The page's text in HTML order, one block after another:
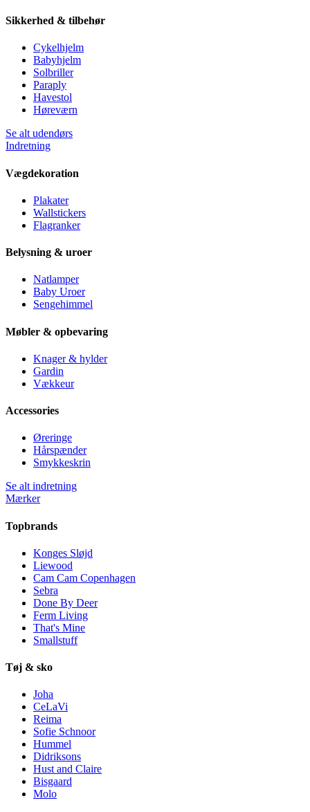
Sikkerhed & tilbehør
Cykelhjelm
Babyhjelm
Solbriller
Paraply
Havestol
Høreværn
Se alt udendørs
Indretning
Vægdekoration
Plakater
Wallstickers
Flagranker
Belysning & uroer
Natlamper
Baby Uroer
Sengehimmel
Møbler & opbevaring
Knager & hylder
Gardin
Vækkeur
Accessories
Øreringe
Hårspænder
Smykkeskrin
Se alt indretning
Mærker
Topbrands
Konges Sløjd
Liewood
Cam Cam Copenhagen
Sebra
Done By Deer
Ferm Living
That's Mine
Smallstuff
Tøj & sko
Joha
CeLaVi
Reima
Sofie Schnoor
Hummel
Didriksons
Hust and Claire
Bisgaard
Molo